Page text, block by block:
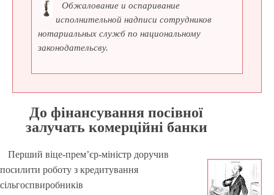
Обжалование и оспаривание
исполнительной надписи сотрудников
нотариальных служб по национальному
законодательсву.
До фінансування посівної
залучать комерційні банки
Перший віце-прем’єр-міністр доручив
посилити роботу з кредитування
сільгоспвиробників